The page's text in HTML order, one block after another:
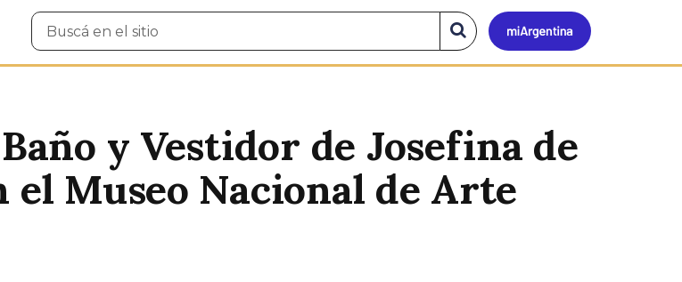
Mi
Buscar
en
Buscar
en
el
y Vestidor de Josefina de
Museo Nacional de Arte